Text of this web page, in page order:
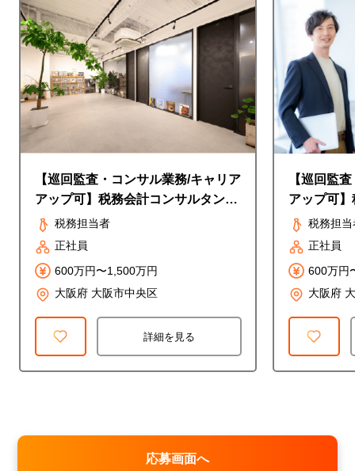
【巡回監査・コンサル業務/キャリア
アップ可】税務会計コンサルタント
＜グランフロント大阪オフィス＞
税務担当者
正社員
600万円〜1,500万円
大阪府 大阪市中央区
詳細を見る
【巡回監
アップ可
＜グラン
税務担当
正社員
600万円
大阪府
応募画面へ